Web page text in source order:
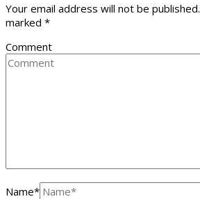
Your email address will not be published.
marked *
Comment
Name*